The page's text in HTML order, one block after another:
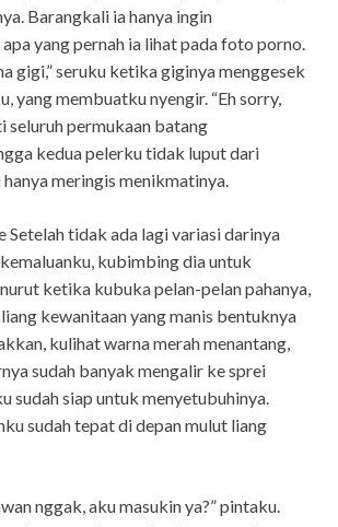
Barangkali ia hanya ingin
yang pernah ia lihat pada foto porno.
gigi,” seruku ketika giginya menggesek
yang membuatku nyengir. “Eh sorry,
seluruh permukaan batang
kedua pelerku tidak luput dari
hanya meringis menikmatinya.
Setelah tidak ada lagi variasi darinya
kubimbing dia untuk
ketika kubuka pelan-pelan pahanya,
kewanitaan yang manis bentuknya
kulihat warna merah menantang,
sudah banyak mengalir ke sprei
sudah siap untuk menyetubuhinya.
sudah tepat di depan mulut liang
nggak, aku masukin ya?” pintaku.